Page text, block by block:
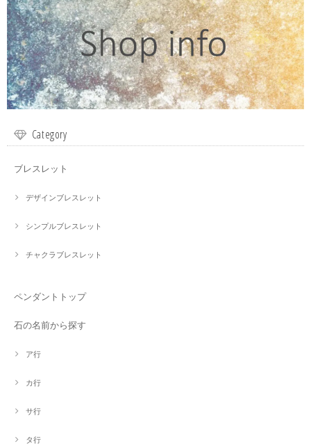
Category
ブレスレット
デザインブレスレット
シンプルブレスレット
チャクラブレスレット
ペンダントトップ
石の名前から探す
ア行
カ行
サ行
タ行